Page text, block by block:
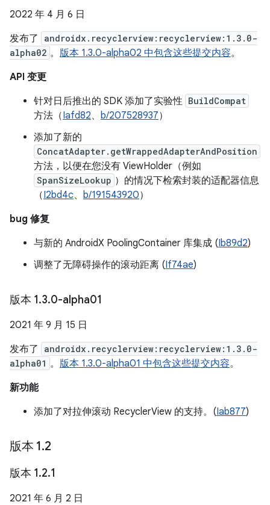
2022 年 4 月 6 日
发布了
androidx.recyclerview:recyclerview:1.3.0-
alpha02 。 版本 1.3.0-alpha02 中包含这些提交内容。
API 变更
针对日后推出的 SDK 添加了实验性 BuildCompat
方法（Iafd82、 b/207528937）
添加了新的
ConcatAdapter.getWrappedAdapterAndPosition
方法，以便在您没有 ViewHolder（例如
SpanSizeLookup ）的情况下检索封装的适配器信息
（I2bd4c、 b/191543920）
bug 修复
与新的 AndroidX PoolingContainer 库集成 (Ib89d2)
调整了无障碍操作的滚动距离 (If74ae)
版本 1.3.0-alpha01
2021 年 9 月 15 日
发布了
androidx.recyclerview:recyclerview:1.3.0-
alpha01 。 版本 1.3.0-alpha01 中包含这些提交内容。
新功能
添加了对拉伸滚动 RecyclerView 的支持。(Iab877)
版本 1.2
版本 1.2.1
2021 年 6 月 2 日